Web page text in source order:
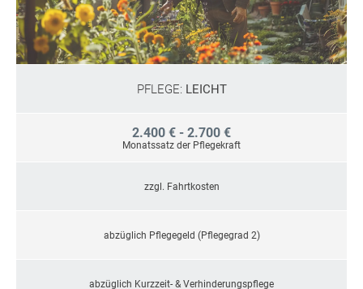
PFLEGE: LEICHT
2.400 € - 2.700 €
Monatssatz der Pflegekraft
zzgl. Fahrtkosten
abzüglich Pflegegeld (Pflegegrad 2)
abzüglich Kurzzeit- & Verhinderungspflege